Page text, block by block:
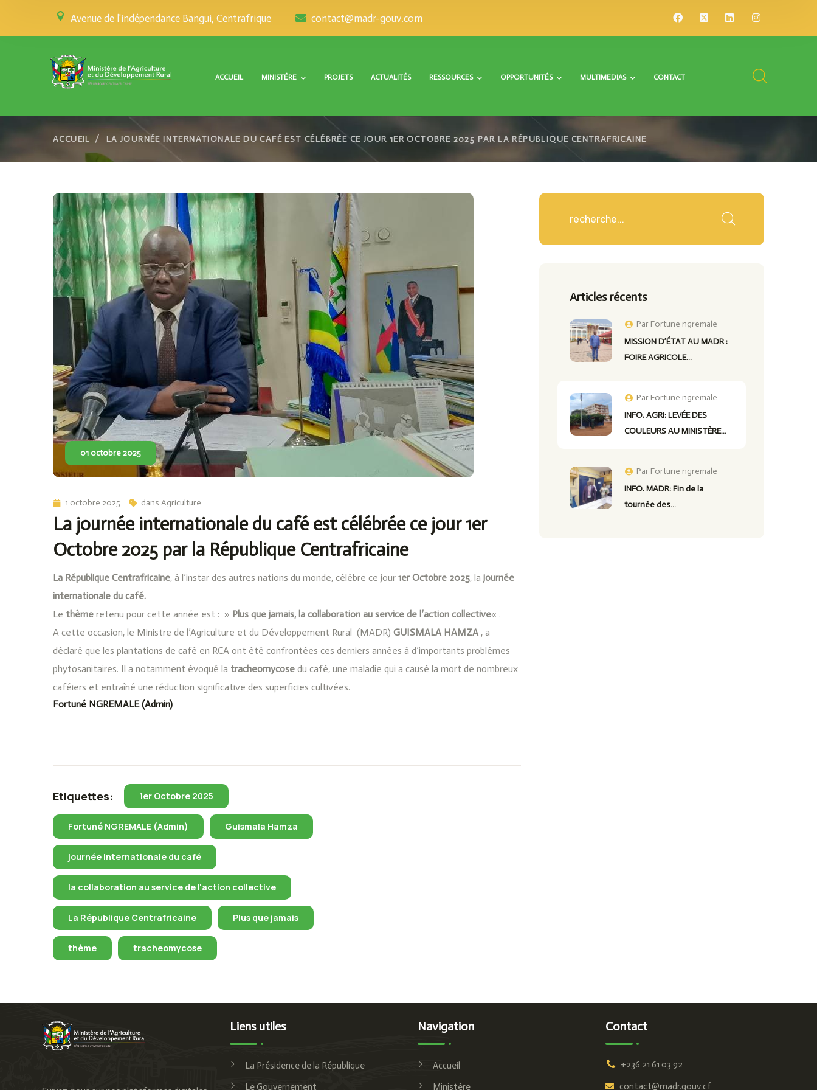
Avenue de l'indépendance Bangui, Centrafrique contact@madr-gouv.com
ACCUEIL MINISTÉRE PROJETS ACTUALITÉS RESSOURCES OPPORTUNITÉS MULTIMEDIAS CONTACT
ACCUEIL LA JOURNÉE INTERNATIONALE DU CAFÉ EST CÉLÉBRÉE CE JOUR 1ER OCTOBRE 2025 PAR LA RÉPUBLIQUE CENTRAFRICAINE
01 octobre 2025
1 octobre 2025 dans Agriculture
La journée internationale du café est célébrée ce jour 1er
Octobre 2025 par la République Centrafricaine
La République Centrafricaine, à l’instar des autres nations du monde, célèbre ce jour 1er Octobre 2025, la journée
internationale du café.
Le thème retenu pour cette année est : » Plus que jamais, la collaboration au service de l’action collective« .
A cette occasion, le Ministre de l’Agriculture et du Développement Rural (MADR) GUISMALA HAMZA , a
déclaré que les plantations de café en RCA ont été confrontées ces derniers années à d’importants problèmes
phytosanitaires. Il a notamment évoqué la tracheomycose du café, une maladie qui a causé la mort de nombreux
caféiers et entraîné une réduction significative des superficies cultivées.
Fortuné NGREMALE (Admin)
Etiquettes: 1er Octobre 2025
Fortuné NGREMALE (Admin) Guismala Hamza
journée internationale du café
la collaboration au service de l'action collective
La République Centrafricaine Plus que jamais
thème tracheomycose
Articles récents
Par Fortune ngremale
MISSION D’ÉTAT AU MADR :
FOIRE AGRICOLE…
ParFortune ngremale
INFO. AGRI: LEVÉE DES
COULEURS AU MINISTÈRE…
Par Fortune ngremale
INFO. MADR: Fin de la
tournée des…
Liens utiles
La Présidence de la République
Le Gouvernement
Navigation
Accueil
Ministère
Contact
+236 21 61 03 92
contact@madr.gouv.cf